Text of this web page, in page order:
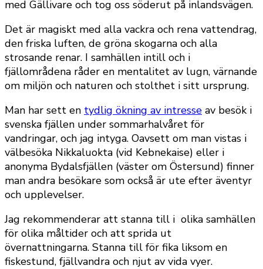
med Gällivare och tog oss söderut på inlandsvägen.
Det är magiskt med alla vackra och rena vattendrag,
den friska luften, de gröna skogarna och alla
strosande renar. I samhällen intill och i
fjällområdena råder en mentalitet av lugn, värnande
om miljön och naturen och stolthet i sitt ursprung.
Man har sett en tydlig ökning av intresse av besök i
svenska fjällen under sommarhalvåret för
vandringar, och jag intyga. Oavsett om man vistas i
välbesöka Nikkaluokta (vid Kebnekaise) eller i
anonyma Bydalsfjällen (väster om Östersund) finner
man andra besökare som också är ute efter äventyr
och upplevelser.
Jag rekommenderar att stanna till i olika samhällen
för olika måltider och att sprida ut
övernattningarna. Stanna till för fika liksom en
fiskestund, fjällvandra och njut av vida vyer.